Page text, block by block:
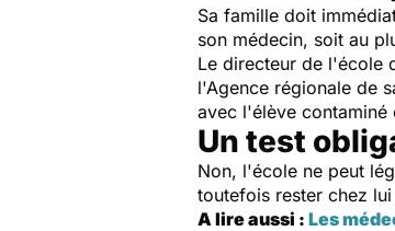
Sa famille doit
son médecin, soit au
Le directeur de l'école
l'Agence régionale de
avec l'élève contaminé
Un test
Non, l'école ne peut
toutefois rester chez
A lire aussi : Les